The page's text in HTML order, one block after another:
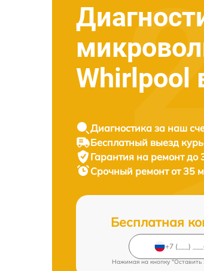
Whirlpool
Диагностика за наш
Бесплатный выезд
Гарантия на ремонт до
Срочный ремонт от 35
Бесплатная
Нажимая на кнопку "Оставить